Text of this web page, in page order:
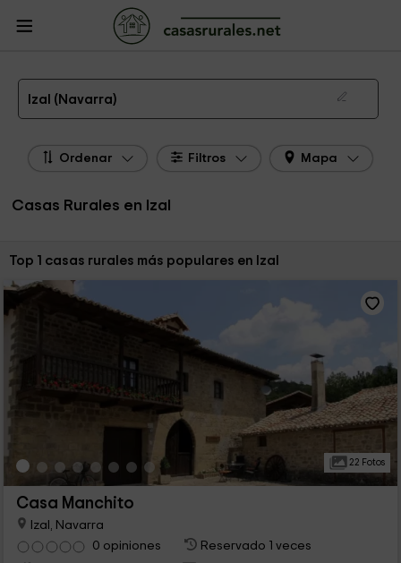
Casas Rurales
Izal
Las 1 mejores casas rurales en Izal de 2026
Izal (Navarra)
Ordenar Filtros Mapa
Casas Rurales en Izal
Ordenar por:
Top 1 casas rurales más populares en Izal
22 Fotos
Casa Manchito
Izal, Navarra
0 opiniones
Reservado 1 veces